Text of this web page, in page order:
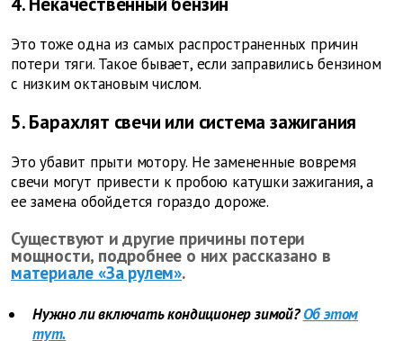
Это тоже одна из самых распространенных причин
потери тяги. Такое бывает, если заправились бензином
с низким октановым числом.
5. Барахлят свечи или система зажигания
Это убавит прыти мотору. Не замененные вовремя
свечи могут привести к пробою катушки зажигания, а
ее замена обойдется гораздо дороже.
Существуют и другие причины потери
мощности, подробнее о них рассказано в
материале «За рулем».
Нужно ли включать кондиционер зимой? Об этом
тут.